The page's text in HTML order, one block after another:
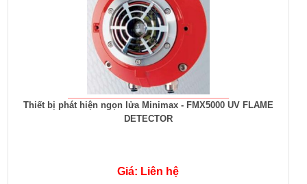
Thiết bị phát hiện ngọn lửa Minimax - FMX5000 UV FLAME
DETECTOR
Giá: Liên hệ